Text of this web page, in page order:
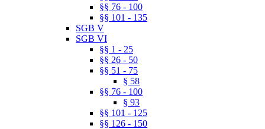
§§ 76 - 100
§§ 101 - 135
SGB V
SGB VI
§§ 1 - 25
§§ 26 - 50
§§ 51 - 75
§ 58
§§ 76 - 100
§ 93
§§ 101 - 125
§§ 126 - 150